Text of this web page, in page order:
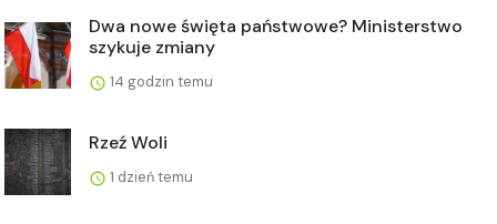
Dwa nowe święta państwowe? Ministerstwo
szykuje zmiany
14 godzin temu
Rzeź Woli
1 dzień temu